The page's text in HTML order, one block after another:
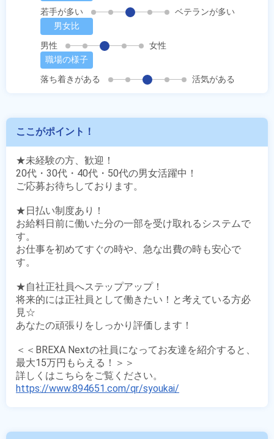
若手が多い
ベテランが多い
男女比
男性
女性
職場の様子
落ち着きがある
活気がある
ここがポイント！
★未経験の方、歓迎！
20代・30代・40代・50代の男女活躍中！
ご応募お待ちしております。
★日払い制度あり！
お給料日前に働いた分の一部を受け取れるシステムで
す。
お仕事を初めてすぐの時や、急な出費の時も安心で
す。
★自社正社員へステップアップ！
将来的には正社員として働きたい！と考えている方必
見☆
あなたの頑張りをしっかり評価します！
＜＜BREXA Nextの社員になってお友達を紹介すると、
最大15万円もらえる！＞＞
https://www.894651.com/qr/syoukai/